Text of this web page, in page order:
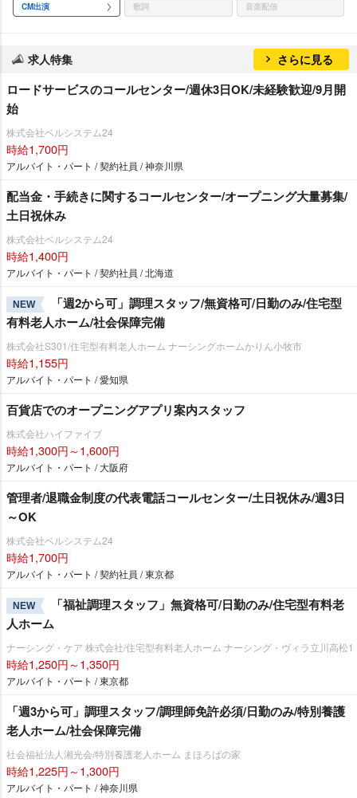
CM出演 歌詞 音楽配信
求人特集 さらに見る
ロードサービスのコールセンター/週休3日OK/未経験歓迎/9月開
始
株式会社ベルシステム24
時給1,700円
アルバイト・パート / 契約社員 / 神奈川県
配当金・手続きに関するコールセンター/オープニング大量募集/
土日祝休み
株式会社ベルシステム24
時給1,400円
アルバイト・パート / 契約社員 / 北海道
NEW
「週2から可」調理スタッフ/無資格可/日勤のみ/住宅型
有料老人ホーム/社会保障完備
株式会社S301/住宅型有料老人ホーム ナーシングホームかりん小牧市
時給1,155円
アルバイト・パート / 愛知県
百貨店でのオープニングアプリ案内スタッフ
株式会社ハイファイブ
時給1,300円～1,600円
アルバイト・パート / 大阪府
管理者/退職金制度の代表電話コールセンター/土日祝休み/週3日
～OK
株式会社ベルシステム24
時給1,700円
アルバイト・パート / 契約社員 / 東京都
NEW
「福祉調理スタッフ」無資格可/日勤のみ/住宅型有料老
人ホーム
ナーシング・ケア 株式会社/住宅型有料老人ホーム ナーシング・ヴィラ立川高松1
時給1,250円～1,350円
アルバイト・パート / 東京都
「週3から可」調理スタッフ/調理師免許必須/日勤のみ/特別養護
老人ホーム/社会保障完備
社会福祉法人湘光会/特別養護老人ホーム まほろばの家
時給1,225円～1,300円
アルバイト・パート / 神奈川県